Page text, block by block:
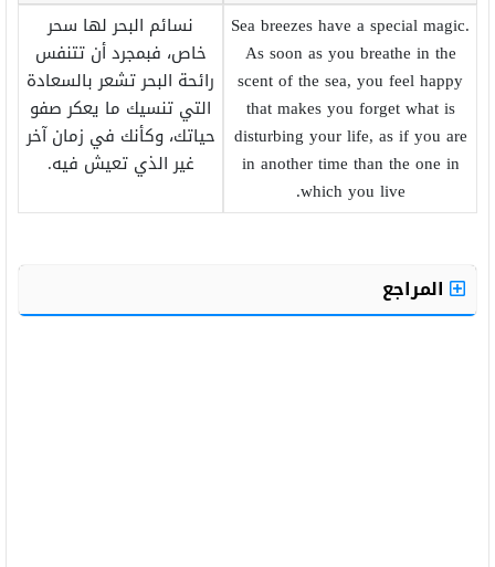
Sea breezes have a special magic.
As soon as you breathe in the
scent of the sea, you feel happy
that makes you forget what is
disturbing your life, as if you are
in another time than the one in
which you live.
نسائم البحر لها سحر
خاص، فبمجرد أن تتنفس
رائحة البحر تشعر بالسعادة
التي تنسيك ما يعكر صفو
حياتك، وكأنك في زمان آخر
غير الذي تعيش فيه.
المراجع